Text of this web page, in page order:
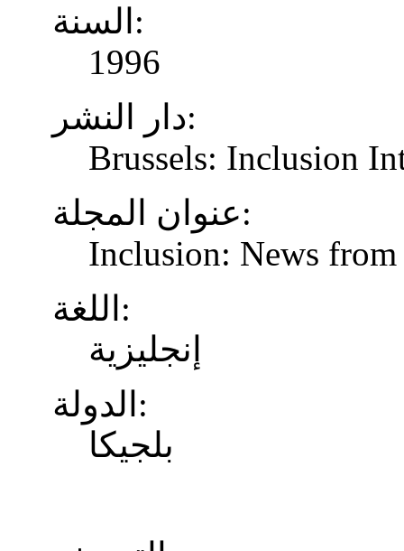
السنة:
1996
دار النشر:
Brussels: Inclusion
عنوان المجلة:
Inclusion: News
اللغة:
إنجليزية
الدولة:
بلجيكا